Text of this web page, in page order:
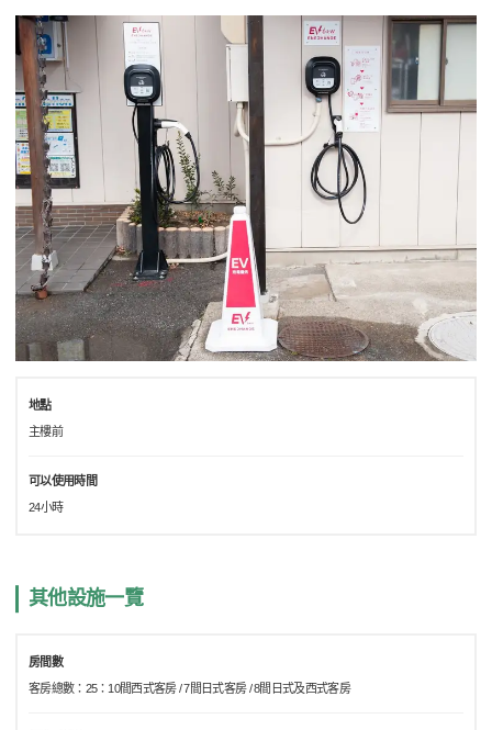
地點
主樓前
可以使用時間
24小時
其他設施一覽
房間數
客房總數：25：10間西式客房 / 7間日式客房 / 8間日式及西式客房